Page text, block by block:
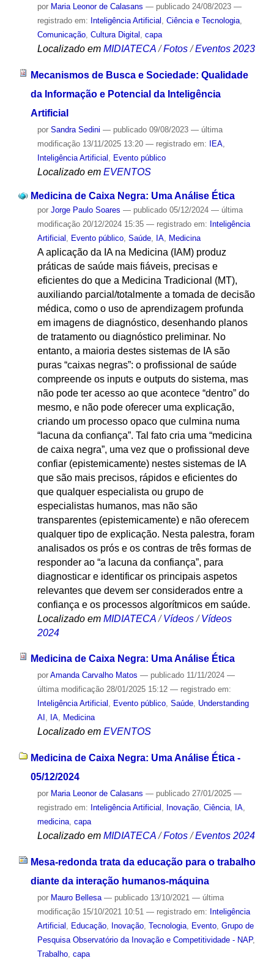
por Maria Leonor de Calasans — publicado24/08/2023 —
registrado em: Inteligência Artificial , Ciência e Tecnologia,
Comunicação, Cultura Digital , capa
Localizado em MIDIATECA /Fotos /Eventos 2023
Mecanismos de Busca e Sociedade: Qualidade
da Informação e Potencial da Inteligência
Artificial
por Sandra Sedini — publicado09/08/2023 — última
modificação13/11/2025 13:20 — registrado em: IEA,
Inteligência Artificial , Evento público
Localizado em EVENTOS
Medicina de Caixa Negra: Uma Análise Ética
por Jorge Paulo Soares — publicado05/12/2024 — última
modificação20/12/2024 15:35 — registrado em: Inteligência
Artificial
Evento público, Saúde, IA, Medicina
A aplicação da IA ​​na Medicina (IAM) produz
práticas de saúde mais fiáveis, precisas e
eficientes do que a Medicina Tradicional (MT),
auxiliando parcial/totalmente a tomada de decisão
médica, como o uso de aprendizagem profunda
em imagens de diagnóstico, desenhando planos
de tratamento ou diagnóstico preliminar. No
entanto, a maioria destes sistemas de IA são
puras “caixas negras”: o profissional de saúde
compreende os inputs e outputs do sistema, mas
não pode ter acesso ao que acontece “dentro” do
mesmo, e não pode oferecer uma explicação,
criando um processo opaco que culmina numa
“lacuna da confiança”. Tal fato cria uma “medicina
de caixa negra”, uma vez que o profissional deve
confiar (epistemicamente) nestes sistemas de IA
que são mais precisos, rápidos e eficientes do
que qualquer especialista ou grupo de
especialistas humanos, mas não são
transparentes (epistemicamente) e não oferecem
qualquer tipo de explicação. Nesta palestra, foram
analisados os prós e os contras de três formas de
responder ao “a lacuna da confiança”, para
diagnosticar e identificar os principais aspetos
relevantes que devem ser considerados entre a
confiança e os processos algorítmicos em saúde.
Localizado em MIDIATECA /Vídeos /Vídeos
2024
Medicina de Caixa Negra: Uma Análise Ética
por Amanda Carvalho Matos — publicado11/11/2024 —
última modificação28/01/2025 15:12 — registrado em:
Inteligência Artificial , Evento público, Saúde, Understanding
AI , IA, Medicina
Localizado em EVENTOS
Medicina de Caixa Negra: Uma Análise Ética -
05/12/2024
por Maria Leonor de Calasans — publicado27/01/2025 —
registrado em: Inteligência Artificial , Inovação, Ciência, IA,
medicina, capa
Localizado em MIDIATECA /Fotos /Eventos 2024
Mesa-redonda trata da educação para o trabalho
diante da interação humanos-máquina
por Mauro Bellesa — publicado13/10/2021 — última
modificação15/10/2021 10:51 — registrado em: Inteligência
Artificial
Educação, Inovação, Tecnologia, Evento, Grupo de
Pesquisa Observatório da Inovação e Competitividade - NAP,
Trabalho, capa